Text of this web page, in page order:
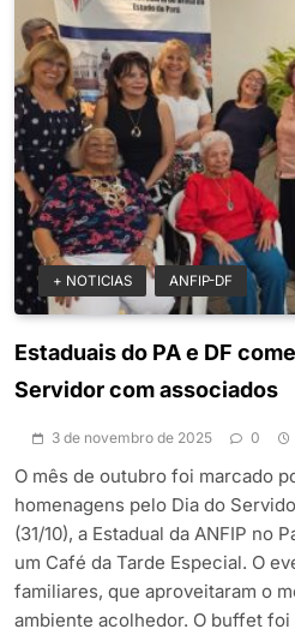
+ NOTICIAS ANFIP-DF
Estaduais do PA e DF
Servidor com associados
3 de novembro de 2025 0
O mês de outubro foi marcado
homenagens pelo Dia do
(31/10), a Estadual da ANFIP no
um Café da Tarde Especial. O
familiares, que aproveitaram o
ambiente acolhedor. O buffet